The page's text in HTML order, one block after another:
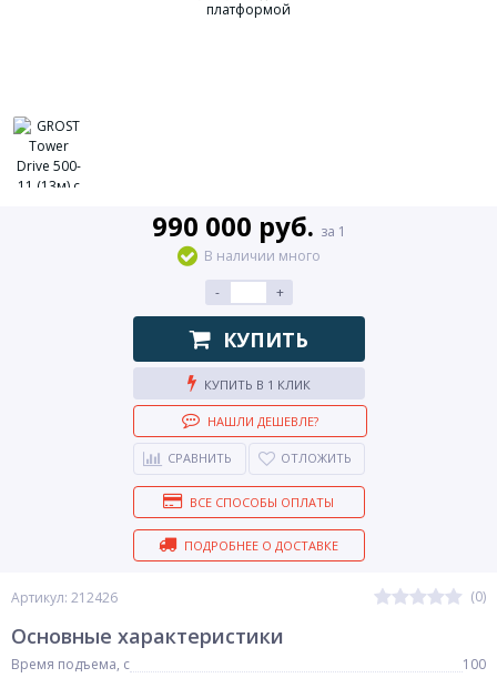
Артикул: 212426 (0)
990 000 руб. за 1
В наличии много
-
+
КУПИТЬ
КУПИТЬ В 1 КЛИК
НАШЛИ ДЕШЕВЛЕ?
СРАВНИТЬ ОТЛОЖИТЬ
ВСЕ СПОСОБЫ ОПЛАТЫ
ПОДРОБНЕЕ О ДОСТАВКЕ
Основные характеристики
Время подъема, с
100